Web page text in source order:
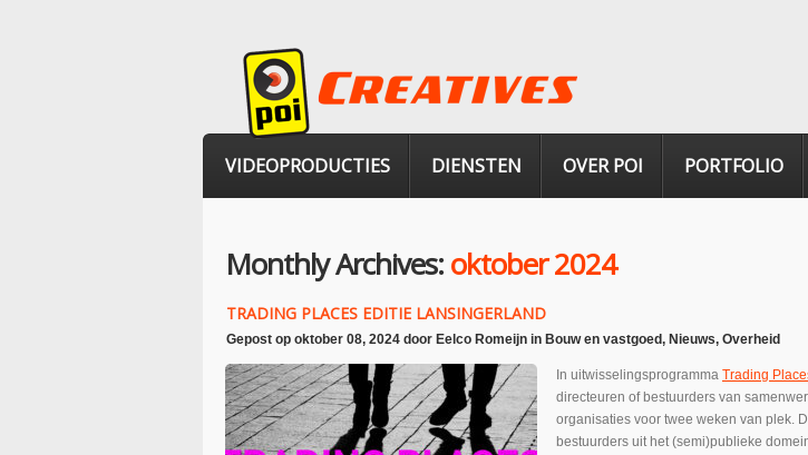
VIDEOPRODUCTIES DIENSTEN OVER POI PORTFOLIO
Monthly Archives:oktober 2024
TRADING PLACES EDITIE LANSINGERLAND
Gepost op oktober 08, 2024 door Eelco Romeijn in Bouw en vastgoed, Nieuws, Overheid
In uitwisselingsprogramma Trading
directeuren of bestuurders van
organisaties voor twee weken van plek.
bestuurders uit het (semi)publieke